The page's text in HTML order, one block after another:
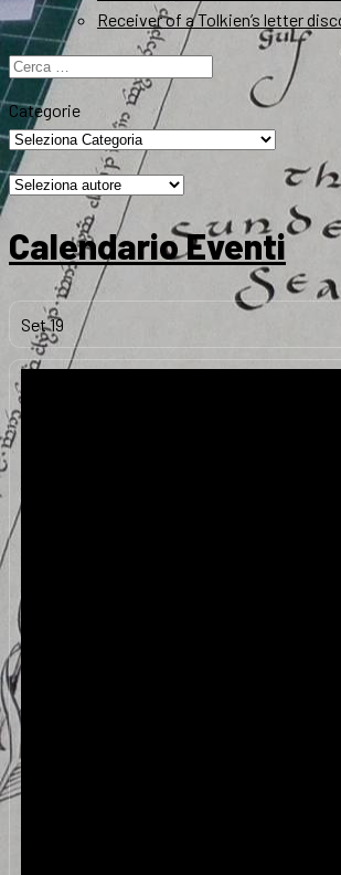
Receiver of a Tolkien’s letter
Ricerca
per:
Categorie
Calendario Eventi
Set19